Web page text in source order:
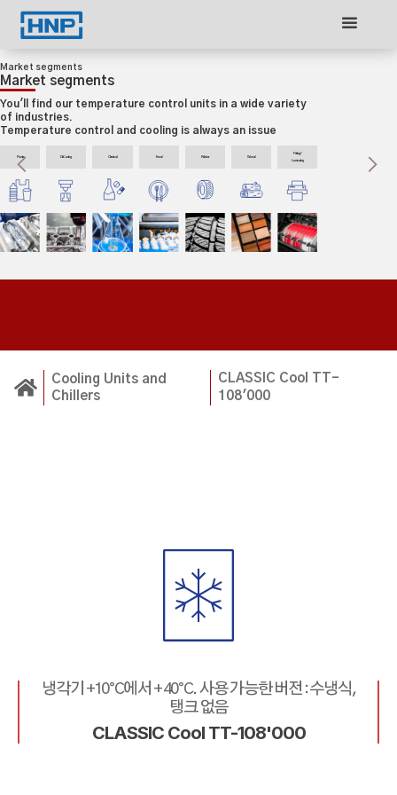
Market segments
Market segments
You'll find our temperature control units in a wide variety
of industries.
Temperature control and cooling is always an issue
Plastics Die Casting Chemical Food Rubber Wood
Printing/
Laminating
Cooling Units and
Chillers
CLASSIC Cool TT-
108'000
CLASSIC Cool TT-108'000
냉각기 +10°C에서 + 40°C. 사용 가능한 버전 : 수냉식,
탱크 없음